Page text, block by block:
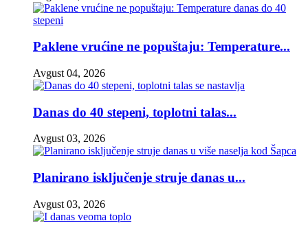
Paklene vrućine ne popuštaju: Temperature...
Avgust 04, 2026
Danas do 40 stepeni, toplotni talas...
Avgust 03, 2026
Planirano isključenje struje danas u...
Avgust 03, 2026